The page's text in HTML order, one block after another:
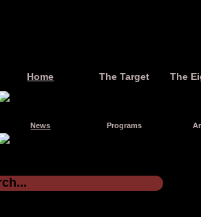
Home The Target The
News Programs